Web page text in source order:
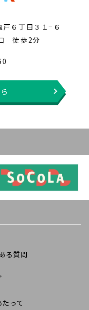
６丁目３１−６
徒歩2分
る質問
って